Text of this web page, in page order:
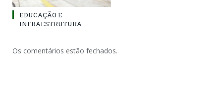
EDUCAÇÃO E
INFRAESTRUTURA
Os comentários estão fechados.